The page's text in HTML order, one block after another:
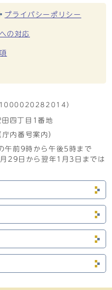
プライバシーポリシー
の対応
1000020282014）
四丁目1番地
庁内番号案内）
午前9時から午後5時まで
29日から翌年1月3日までは